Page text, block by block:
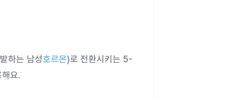
하는 남성호르몬)로 전환시키는 5-
요.